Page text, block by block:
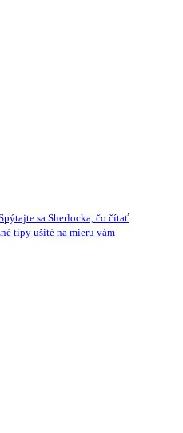
sa Sherlocka, čo čítať
tipy ušité na mieru vám